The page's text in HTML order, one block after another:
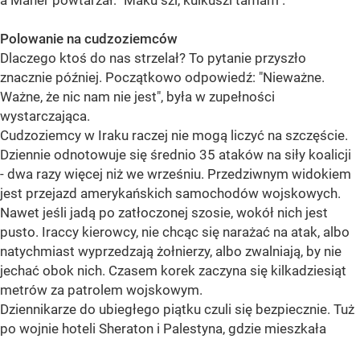
Polowanie na cudzoziemców
Dlaczego ktoś do nas strzelał? To pytanie przyszło
znacznie później. Początkowo odpowiedź: "Nieważne.
Ważne, że nic nam nie jest", była w zupełności
wystarczająca.
Cudzoziemcy w Iraku raczej nie mogą liczyć na szczęście.
Dziennie odnotowuje się średnio 35 ataków na siły koalicji
- dwa razy więcej niż we wrześniu. Przedziwnym widokiem
jest przejazd amerykańskich samochodów wojskowych.
Nawet jeśli jadą po zatłoczonej szosie, wokół nich jest
pusto. Iraccy kierowcy, nie chcąc się narażać na atak, albo
natychmiast wyprzedzają żołnierzy, albo zwalniają, by nie
jechać obok nich. Czasem korek zaczyna się kilkadziesiąt
metrów za patrolem wojskowym.
Dziennikarze do ubiegłego piątku czuli się bezpiecznie. Tuż
po wojnie hoteli Sheraton i Palestyna, gdzie mieszkała